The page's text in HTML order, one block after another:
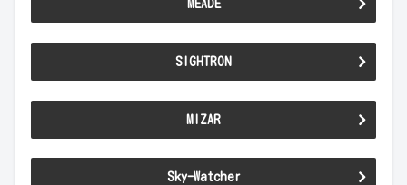
MEADE
SIGHTRON
MIZAR
Sky-Watcher